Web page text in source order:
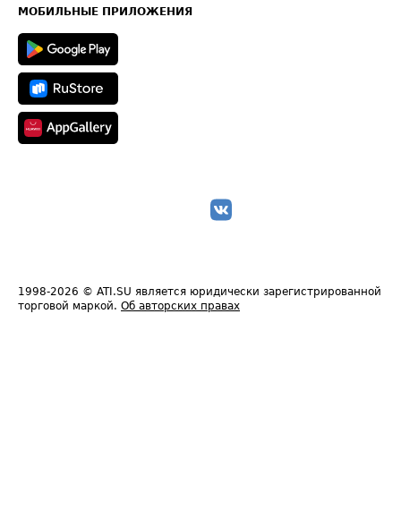
Техническая информация
МОБИЛЬНЫЕ ПРИЛОЖЕНИЯ
1998-2026 © ATI.SU является юридически зарегистрированной
торговой маркой. Об авторских правах